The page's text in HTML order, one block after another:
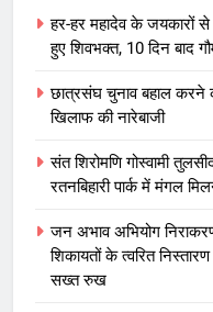
हर-हर महादेव के जयकारों
हुए शिवभक्त, 10 दिन
छात्रसंघ चुनाव बहाल करने
खिलाफ की नारेबाजी
संत शिरोमणि गोस्वामी
रतनबिहारी पार्क में मंगल
जन अभाव अभियोग
शिकायतों के त्वरित
सख्त रुख